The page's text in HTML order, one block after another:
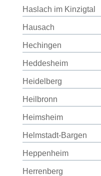
Haslach im Kinzigtal
Hausach
Hechingen
Heddesheim
Heidelberg
Heilbronn
Heimsheim
Helmstadt-Bargen
Heppenheim
Herrenberg